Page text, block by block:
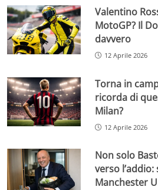
Valentino
MotoGP? Il
davvero
12 Aprile 2026
Torna in
ricorda di
Milan?
12 Aprile 2026
Non solo
verso
Manchester